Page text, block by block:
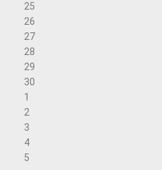
25
26
27
28
29
30
1
2
3
4
5